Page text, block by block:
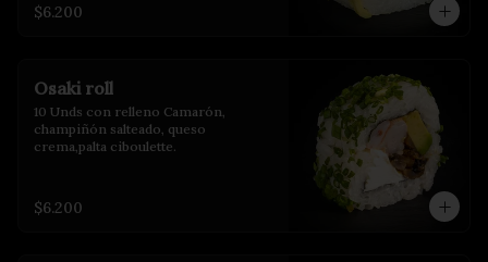
$6.200
Osaki roll
10 Unds con relleno Camarón,
champiñón salteado, queso
crema,palta ciboulette.
$6.200